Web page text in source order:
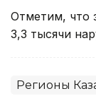
Отметим, что
3,3 тысячи
Регионы